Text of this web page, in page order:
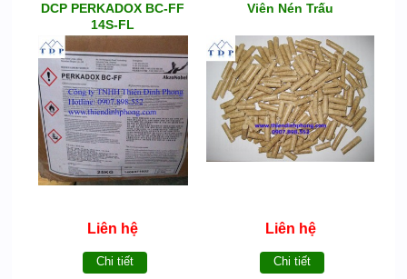
DCP PERKADOX BC-FF
14S-FL
Liên hệ
Chi tiết
Viên Nén Trấu
Liên hệ
Chi tiết